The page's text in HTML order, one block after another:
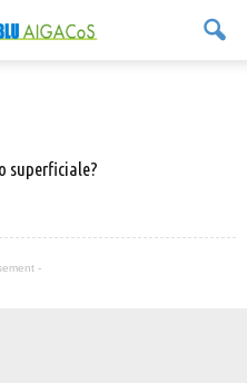
superficiale?
-